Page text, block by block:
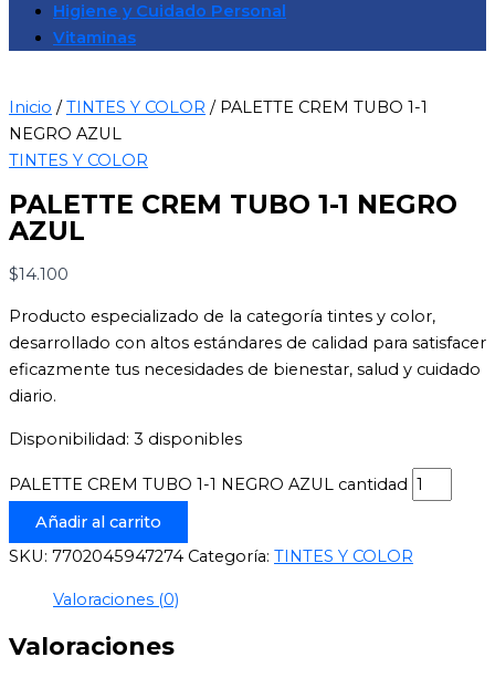
Higiene y Cuidado Personal
Vitaminas
Inicio /TINTES Y COLOR / PALETTE CREM TUBO 1-1
NEGRO AZUL
TINTES Y COLOR
PALETTE CREM TUBO 1-1 NEGRO
AZUL
$14.100
Producto especializado de la categoría tintes y color,
desarrollado con altos estándares de calidad para satisfacer
eficazmente tus necesidades de bienestar, salud y cuidado
diario.
Disponibilidad: 3 disponibles
PALETTE CREM TUBO 1-1 NEGRO AZUL cantidad
Añadir al carrito
SKU: 7702045947274 Categoría: TINTES Y COLOR
Valoraciones (0)
Valoraciones